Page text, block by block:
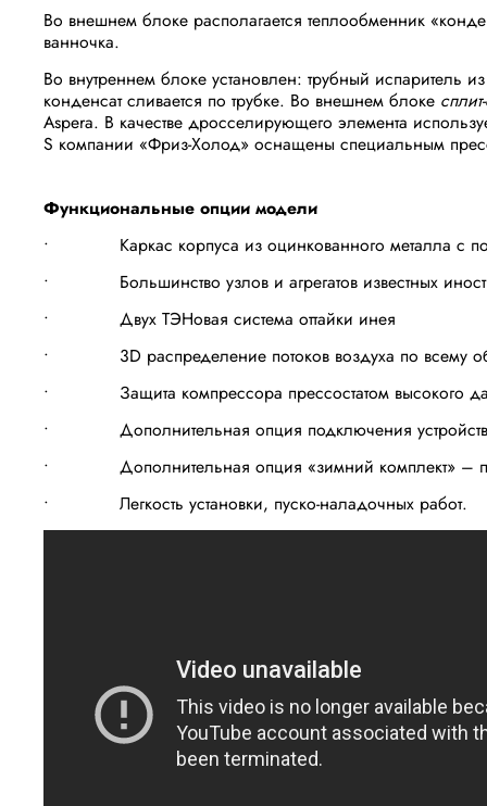
Во внешнем блоке располагается теплообменник
ванночка.
Во внутреннем блоке установлен: трубный испаритель
конденсат сливается по трубке. Во внешнем блоке
Aspera. В качестве дросселирующего элемента
S компании «Фриз-Холод» оснащены специальным
Функциональные опции модели
• Каркас корпуса из оцинкованного металла с
• Большинство узлов и агрегатов известных
• Двух ТЭНовая система оттайки инея
• 3D распределение потоков воздуха по всему
• Защита компрессора прессостатом высокого
• Дополнительная опция подключения устройств:
• Дополнительная опция «зимний комплект» –
• Легкость установки, пуско-наладочных работ.